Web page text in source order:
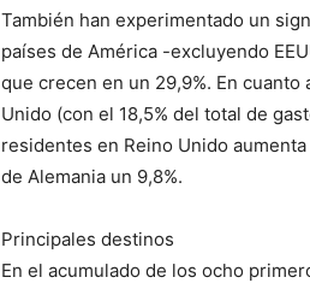
También han experimentado un
países de América -excluyendo
que crecen en un 29,9%. En
Unido (con el 18,5% del total de
residentes en Reino Unido
de Alemania un 9,8%.
Principales destinos
En el acumulado de los ocho